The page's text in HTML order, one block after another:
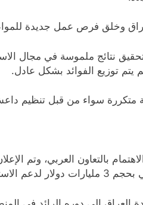
وخلق فرص عمل جديدة
نتائج ملموسة في مجال
يتم توزيع الفوائد بشكل عادل.
متكررة سواء من قبل تنظيم
بالتعاون العربي، وتم
العراق